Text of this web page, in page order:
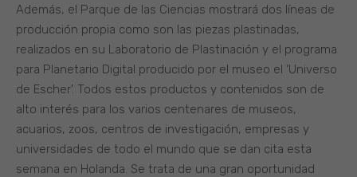
Además, el Parque de las Ciencias mostrará dos líneas de
producción propia como son las piezas plastinadas,
realizados en su Laboratorio de Plastinación y el programa
para Planetario Digital producido por el museo el ‘Universo
de Escher’. Todos estos productos y contenidos son de
alto interés para los varios centenares de museos,
acuarios, zoos, centros de investigación, empresas y
universidades de todo el mundo que se dan cita esta
semana en Holanda. Se trata de una gran oportunidad